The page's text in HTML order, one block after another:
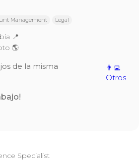
Management Legal
📍
🌎
de la misma
👨‍💻
Otros
Specialist